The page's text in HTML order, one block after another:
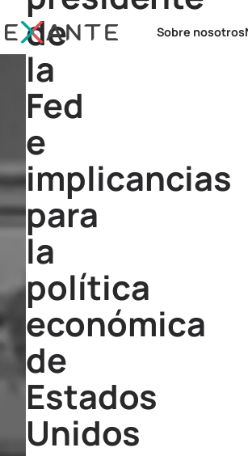
Sobre nosotros
de
la
Fed
e
implicancias
para
la
política
económica
de
Estados
Unidos